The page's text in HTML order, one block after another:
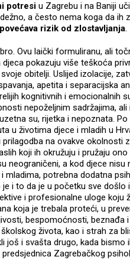
potresi u Zagrebu i na Baniji
a često nema koga da ih
povećava rizik od zlostavljanja.
Ovu laički formuliranu, ali
pokazuju više teškoća
obitelji. Uslijed izolacije,
apetita i separacijska
kognitivnih i emocionalnih
nepoželjnim sadržajima,
su, rijetka i nepoznata.
u životima djece i mladih u
na ovakve okolnosti
koji ih okružuju i pružaju
neograničeni, a kod djece
mladima, potrebna dodatna
i to da je u početku sve
i profesionalne uloge
koja je trebala proteći, u
bespomoćnosti,
života, kao i strah za
još i svašta drugo, kada bismo
Zagrebačkog